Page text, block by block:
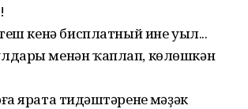
кенә бисплатный ине уыл...
менән ҡаплап, көлөшкән
ярата тиңдәштәренең мәҙәк